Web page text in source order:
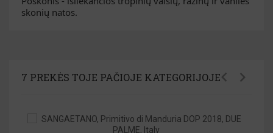
skonių natos.
7 PREKĖS TOJE PAČIOJE KATEGORIJOJE